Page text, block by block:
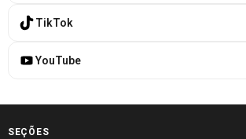
TikTok
YouTube
SEÇÕES